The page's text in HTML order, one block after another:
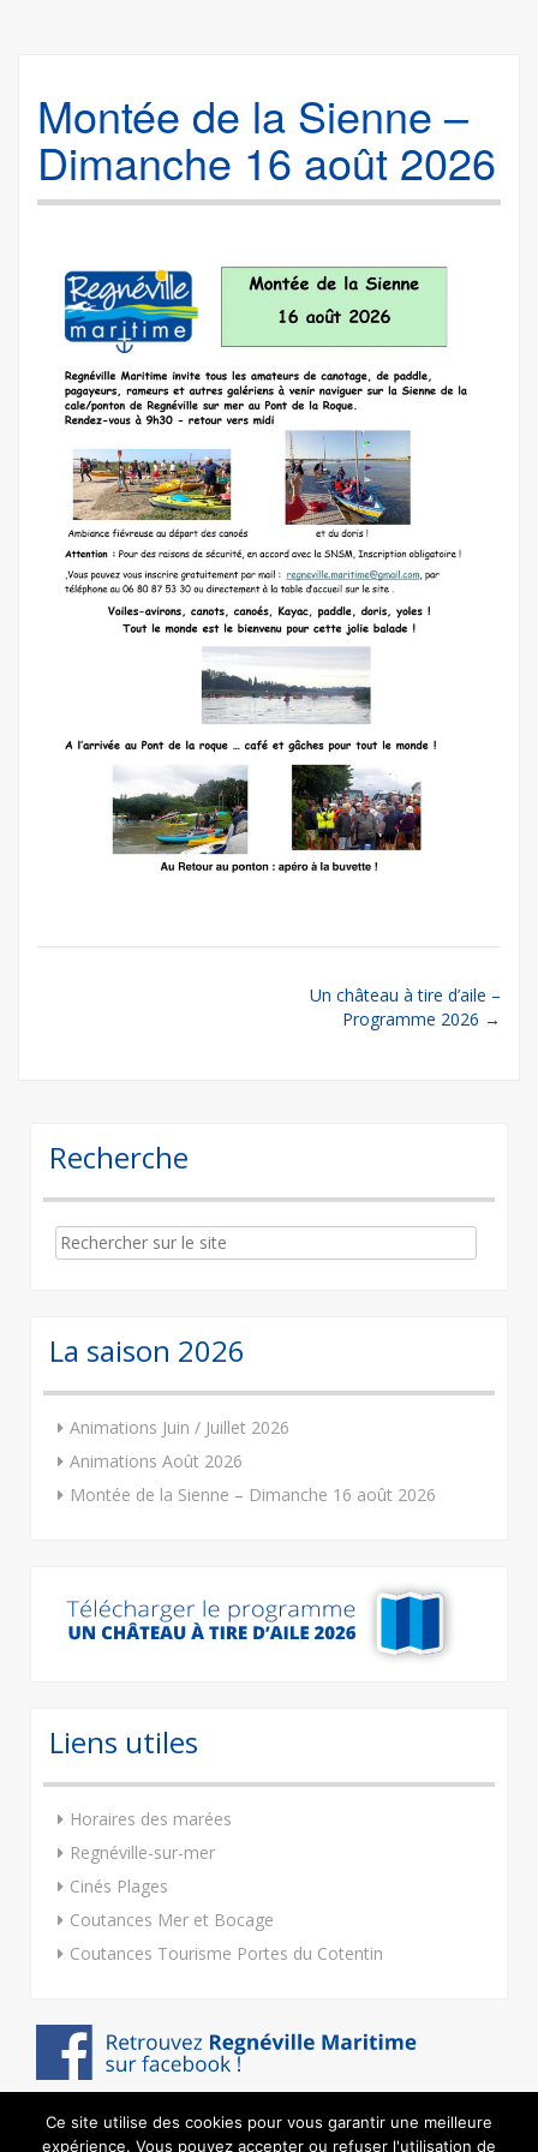
Montée de la Sienne –
Dimanche 16 août 2026
Un château à tire d’aile –
Programme 2026 →
Recherche
Search
for:
La saison 2026
Animations Juin / Juillet 2026
Animations Août 2026
Montée de la Sienne – Dimanche 16 août 2026
Liens utiles
Horaires des marées
Regnéville-sur-mer
Cinés Plages
Coutances Mer et Bocage
Coutances Tourisme Portes du Cotentin
Ce site utilise des cookies pour vous garantir une meilleure
expérience. Vous pouvez accepter ou refuser l'utilisation de